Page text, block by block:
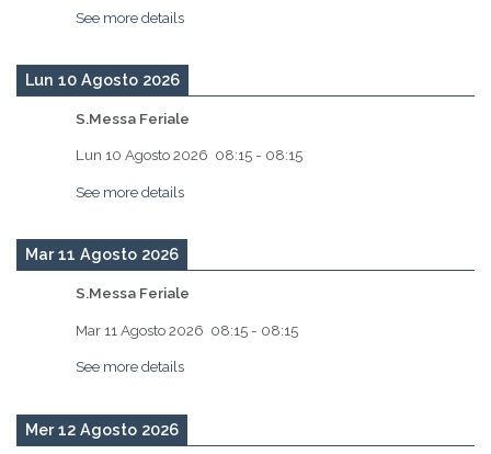
See more details
Lun 10 Agosto 2026
S.Messa Feriale
Lun 10 Agosto 2026 08:15 - 08:15
See more details
Mar 11 Agosto 2026
S.Messa Feriale
Mar 11 Agosto 2026 08:15 - 08:15
See more details
Mer 12 Agosto 2026